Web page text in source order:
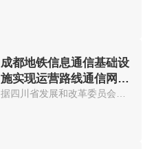
成都地铁信息通信基础设
施实现运营路线通信网络
全覆盖